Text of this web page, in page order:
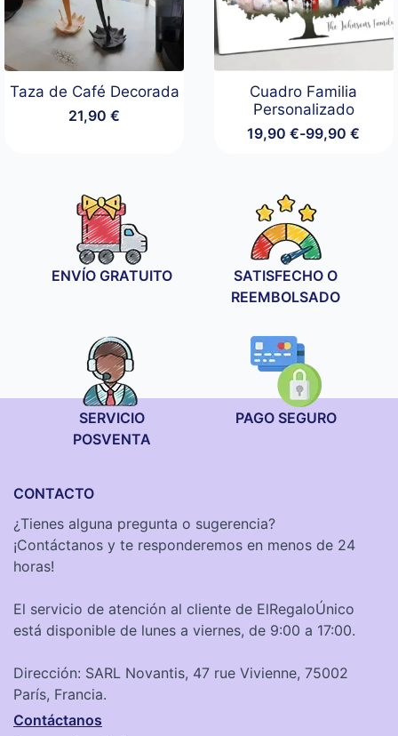
Taza de Café Decorada
21,90€
Cuadro Familia
Personalizado
19,90€-99,90€
Rango
19,90 €
hasta
99,90 €
ENVÍO GRATUITO
SATISFECHO O
REEMBOLSADO
SERVICIO
POSVENTA
PAGO SEGURO
CONTACTO
¿Tienes alguna pregunta o sugerencia?
¡Contáctanos y te responderemos en menos de 24
horas!
El servicio de atención al cliente de ElRegaloÚnico
está disponible de lunes a viernes, de 9:00 a 17:00.
Dirección: SARL Novantis, 47 rue Vivienne, 75002
París, Francia.
Contáctanos